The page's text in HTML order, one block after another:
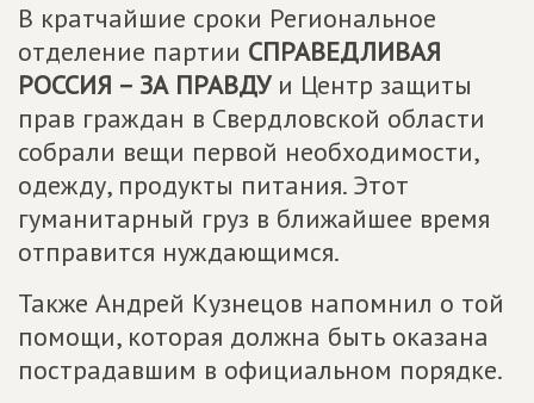
В кратчайшие сроки Региональное
отделение партии СПРАВЕДЛИВАЯ
РОССИЯ – ЗА ПРАВДУи Центр защиты
прав граждан в Свердловской области
собрали вещи первой необходимости,
одежду, продукты питания. Этот
гуманитарный груз в ближайшее время
отправится нуждающимся.
Также Андрей Кузнецов напомнил о той
помощи, которая должна быть оказана
пострадавшим в официальном порядке.